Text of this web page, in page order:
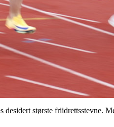
største friidrettsstevne.